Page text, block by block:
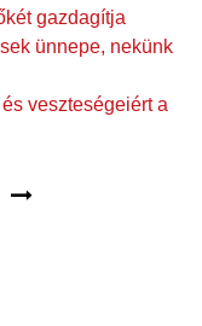
gazdagítja
ünnepe, nekünk
veszteségeiért a